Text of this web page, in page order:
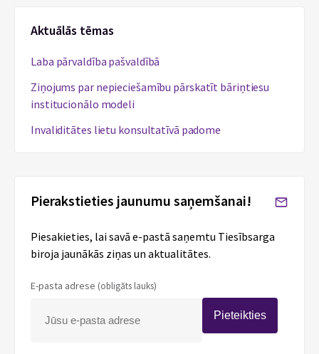
Aktuālās tēmas
Laba pārvaldība pašvaldībā
Ziņojums par nepieciešamību pārskatīt bāriņtiesu
institucionālo modeli
Invaliditātes lietu konsultatīvā padome
Pierakstieties jaunumu saņemšanai!
Piesakieties, lai savā e-pastā saņemtu Tiesībsarga
biroja jaunākās ziņas un aktualitātes.
E-pasta adrese (obligāts lauks)
Pieteikties